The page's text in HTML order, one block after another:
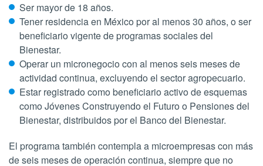
Ser mayor de 18 años.
Tener residencia en México por al menos 30 años, o ser
beneficiario vigente de programas sociales del
Bienestar.
Operar un micronegocio con al menos seis meses de
actividad continua, excluyendo el sector agropecuario.
Estar registrado como beneficiario activo de esquemas
como Jóvenes Construyendo el Futuro o Pensiones del
Bienestar, distribuidos por el Banco del Bienestar.
El programa también contempla a microempresas con más
de seis meses de operación continua, siempre que no